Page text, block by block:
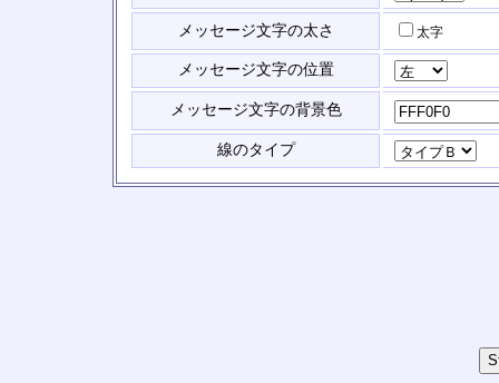
メッセージ文字の太さ 太字
メッセージ文字の位置
メッセージ文字の背景色
線のタイプ